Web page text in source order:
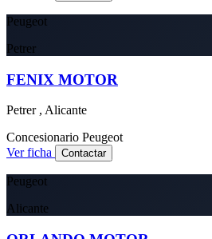
Peugeot
Petrer
FENIX MOTOR
Petrer , Alicante
Concesionario Peugeot
Ver ficha
Contactar
Peugeot
Alicante